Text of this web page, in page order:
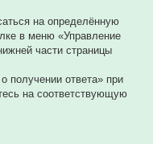
на определённую
в меню «Управление
части страницы
получении ответа» при
на соответствующую